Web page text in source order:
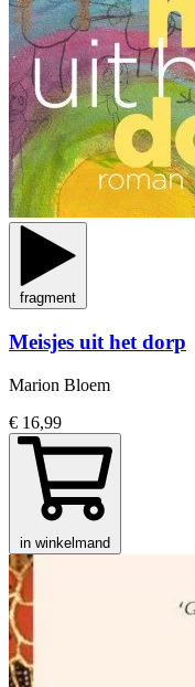
fragment
Meisjes uit het dorp
Marion Bloem
€ 16,99
in winkelmand